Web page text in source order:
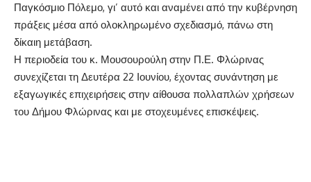
Παγκόσμιο Πόλεμο, γι’ αυτό και αναμένει από την κυβέρνηση
πράξεις μέσα από ολοκληρωμένο σχεδιασμό, πάνω στη
δίκαιη μετάβαση.
Η περιοδεία του κ. Μουσουρούλη στην Π.Ε. Φλώρινας
συνεχίζεται τη Δευτέρα 22 Ιουνίου, έχοντας συνάντηση με
εξαγωγικές επιχειρήσεις στην αίθουσα πολλαπλών χρήσεων
του Δήμου Φλώρινας και με στοχευμένες επισκέψεις.